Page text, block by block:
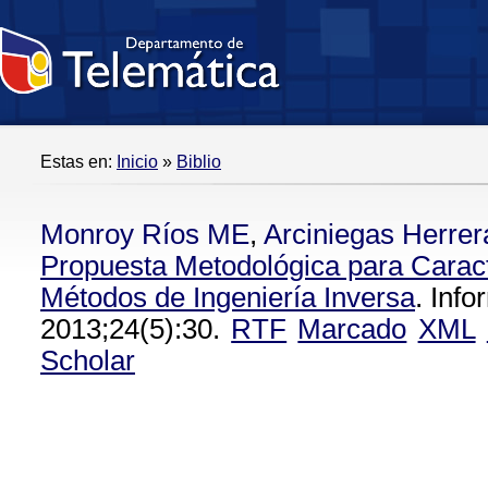
Estas en: Inicio » Biblio
Monroy Ríos ME, Arciniegas
Propuesta Metodológica para
Métodos de Ingeniería Inversa.
2013;24(5):30. RTF Marcado XML
Scholar